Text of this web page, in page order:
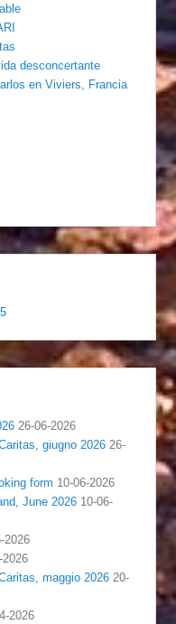
desconcertante
en Viviers, Francia
26-06-2026
giugno 2026 26-
form 10-06-2026
June 2026 10-06-
2026
2026
maggio 2026 20-
2026